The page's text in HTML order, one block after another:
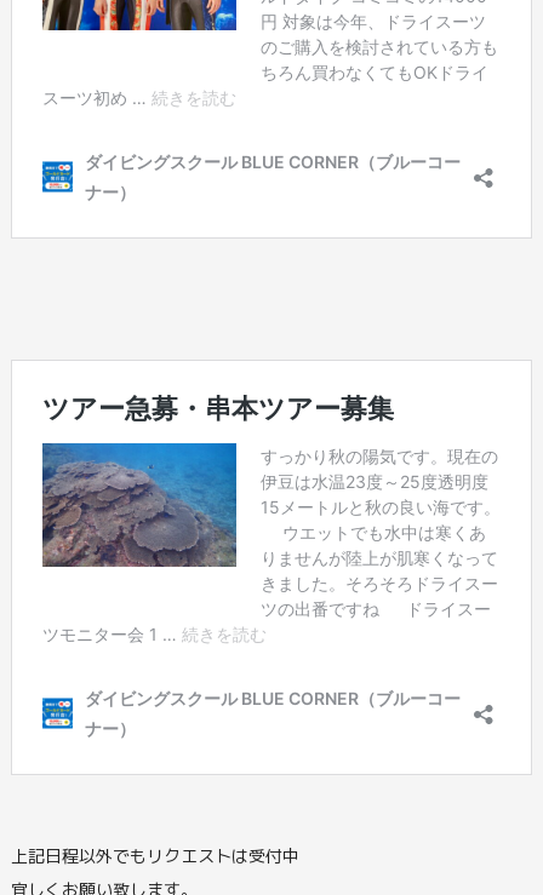
上記日程以外でもリクエストは受付中
宜しくお願い致します。